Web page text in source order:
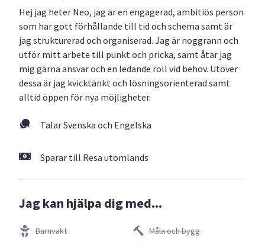
Hej jag heter Neo, jag är en engagerad, ambitiös person
som har gott förhållande till tid och schema samt är
jag strukturerad och organiserad. Jag är noggrann och
utför mitt arbete till punkt och pricka, samt åtar jag
mig gärna ansvar och en ledande roll vid behov. Utöver
dessa är jag kvicktänkt och lösningsorienterad samt
alltid öppen för nya möjligheter.
Talar Svenska och Engelska
Sparar till Resa utomlands
Jag kan hjälpa dig med...
Barnvakt
Måla och bygg